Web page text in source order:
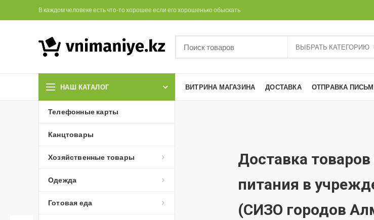
В каждом человеке есть что-то хорошее если его хорошенько обыскать
ВЫБРАТЬ КАТЕГОРИЮ
НАШ КАТАЛОГ
Телефонные карты
Канцтовары
Хозяйственные товары
Одежда
Готовая еда
ВИТРИНА МАГАЗИНА ДОСТАВКА ОТПРАВКА